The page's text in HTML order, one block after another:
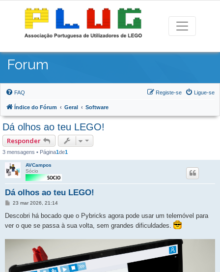
Forum
FAQ Ligue-se
Registe-se
Índice do Fórum Geral Software
Dá olhos ao teu LEGO!
Responder
3 mensagens • Página1de1
AVCampos
Sócio
Dá olhos ao teu LEGO!
Mensagem
23 mar 2026, 21:14
Descobri há bocado que o Pybricks agora pode usar um telemóvel para
ver o que se passa à sua volta, sem grandes dificuldades.